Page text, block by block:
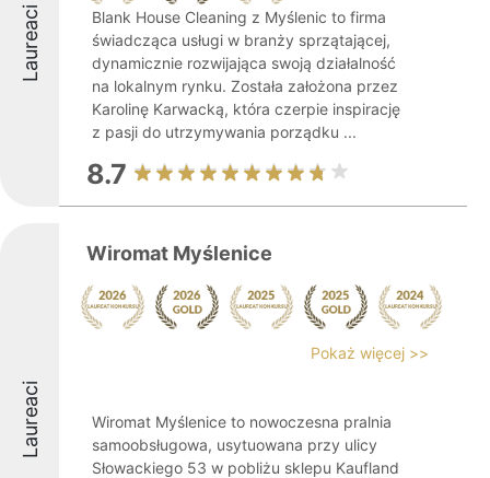
Laureaci
Blank House Cleaning z Myślenic to firma
świadcząca usługi w branży sprzątającej,
dynamicznie rozwijająca swoją działalność
na lokalnym rynku. Została założona przez
Karolinę Karwacką, która czerpie inspirację
z pasji do utrzymywania porządku ...
8.7
Laureaci
Wiromat Myślenice
Pokaż więcej >>
Wiromat Myślenice to nowoczesna pralnia
samoobsługowa, usytuowana przy ulicy
Słowackiego 53 w pobliżu sklepu Kaufland